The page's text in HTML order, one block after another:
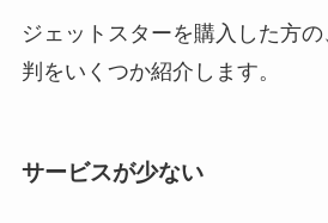
ジェットスターを購入した方
判をいくつか紹介します。
サービスが少ない